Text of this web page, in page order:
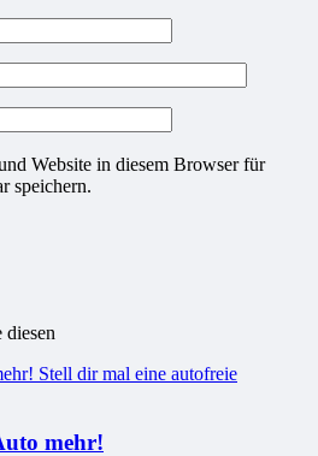
Website in diesem Browser für
speichern.
mehr!